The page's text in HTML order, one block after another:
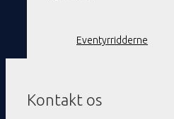
Eventyrridderne
Kontakt os